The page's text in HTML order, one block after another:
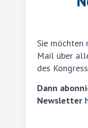
Sie
Mail über
des
Dann
Newsletter